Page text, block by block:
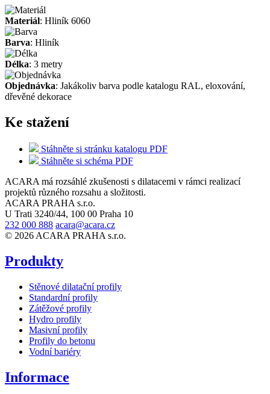
Materiál: Hliník 6060
Barva: Hliník
Délka: 3 metry
Objednávka: Jakákoliv barva podle katalogu RAL, eloxování,
dřevěné dekorace
Ke stažení
Stáhněte si stránku katalogu PDF
Stáhněte si schéma PDF
ACARA má rozsáhlé zkušenosti s dilatacemi v rámci realizací
projektů různého rozsahu a složitosti.
ACARA PRAHA s.r.o.
U Trati 3240/44, 100 00 Praha 10
232 000 888 acara@acara.cz
© 2026 ACARA PRAHA s.r.o.
Produkty
Stěnové dilatační profily
Standardní profily
Zátěžové profily
Hydro profily
Masivní profily
Profily do betonu
Vodní bariéry
Informace